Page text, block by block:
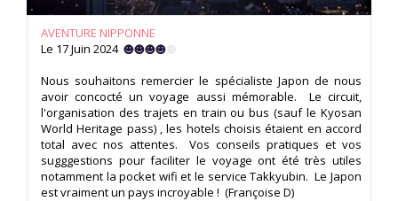
AVENTURE NIPPONNE
Le 17 Juin 2024
Nous souhaitons remercier le spécialiste Japon de nous
avoir concocté un voyage aussi mémorable. Le circuit,
l'organisation des trajets en train ou bus (sauf le Kyosan
World Heritage pass) , les hotels choisis étaient en accord
total avec nos attentes. Vos conseils pratiques et vos
sugggestions pour faciliter le voyage ont été très utiles
notamment la pocket wifi et le service Takkyubin. Le Japon
est vraiment un pays incroyable ! (Françoise D)